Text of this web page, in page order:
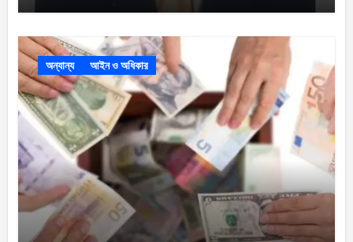
অন্যান্য আইন ও অধিকার